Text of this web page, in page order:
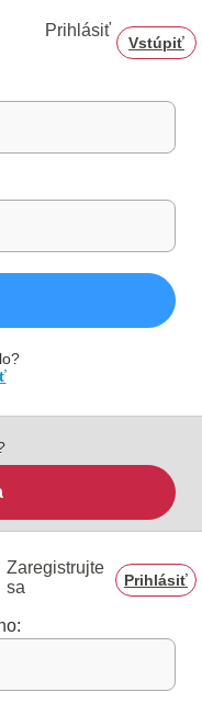
Prihlásiť
Vstúpiť
Zaregistrujte
sa
Prihlásiť